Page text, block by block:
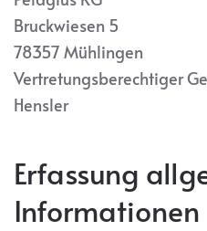
Bruckwiesen 5
78357 Mühlingen
Vertretungsberechtiger
Hensler
Erfassung
Informationen